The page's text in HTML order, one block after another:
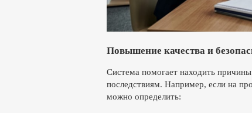
Повышение качества и
Система помогает находить
последствиям. Например, если на
можно определить: